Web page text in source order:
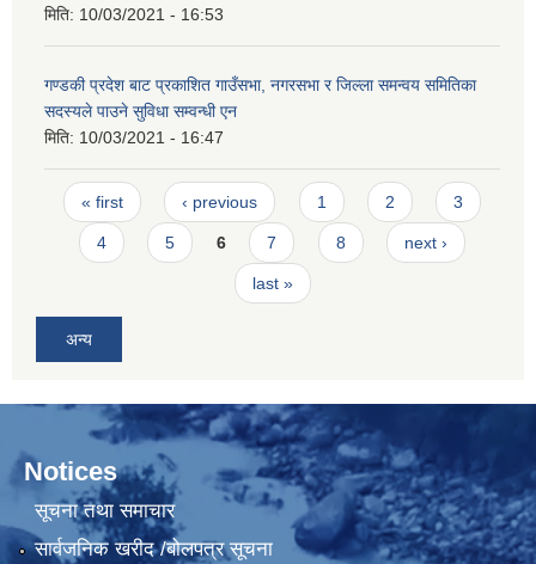
मिति: 10/03/2021 - 16:53
गण्डकी प्रदेश बाट प्रकाशित गाउँसभा, नगरसभा र जिल्ला समन्वय समितिका
सदस्यले पाउने सुविधा सम्वन्धी एन
मिति: 10/03/2021 - 16:47
Pages
« first ‹ previous 1 2 3
4 5 6 7 8 next ›
last »
अन्य
Notices
सूचना तथा समाचार
सार्वजनिक खरीद /बोलपत्र सूचना